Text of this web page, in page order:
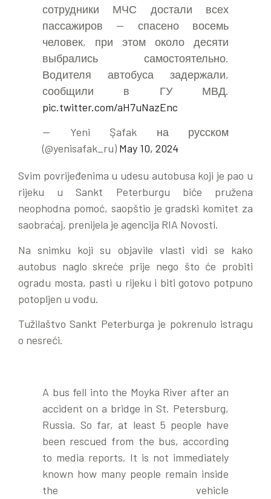
сотрудники МЧС достали всех
пассажиров — спасено восемь
человек, при этом около десяти
выбрались самостоятельно.
Водителя автобуса задержали,
сообщили в ГУ МВД.
pic.twitter.com/aH7uNazEnc
— Yeni Şafak на русском
(@yenisafak_ru) May 10, 2024
Svim povrijeđenima u udesu autobusa koji je pao u
rijeku u Sankt Peterburgu biće pružena
neophodna pomoć, saopštio je gradski komitet za
saobraćaj, prenijela je agencija RIA Novosti.
Na snimku koji su objavile vlasti vidi se kako
autobus naglo skreće prije nego što će probiti
ogradu mosta, pasti u rijeku i biti gotovo potpuno
potopljen u vodu.
Tužilaštvo Sankt Peterburga je pokrenulo istragu
o nesreći.
A bus fell into the Moyka River after an
accident on a bridge in St. Petersburg,
Russia. So far, at least 5 people have
been rescued from the bus, according
to media reports. It is not immediately
known how many people remain inside
the vehicle